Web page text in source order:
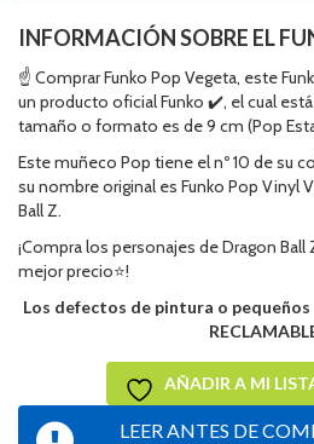
INFORMACIÓN SOBRE EL
☝ Comprar Funko Pop Vegeta, este
un producto oficial Funko ✔️, el cual
tamaño o formato es de 9 cm (Pop
Este muñeco Pop tiene el nº 10 de su
su nombre original es Funko Pop Vinyl
Ball Z.
¡Compra los personajes de Dragon
mejor precio⭐!
Los defectos de pintura o
AÑADIR A MI
LEER ANTES DE